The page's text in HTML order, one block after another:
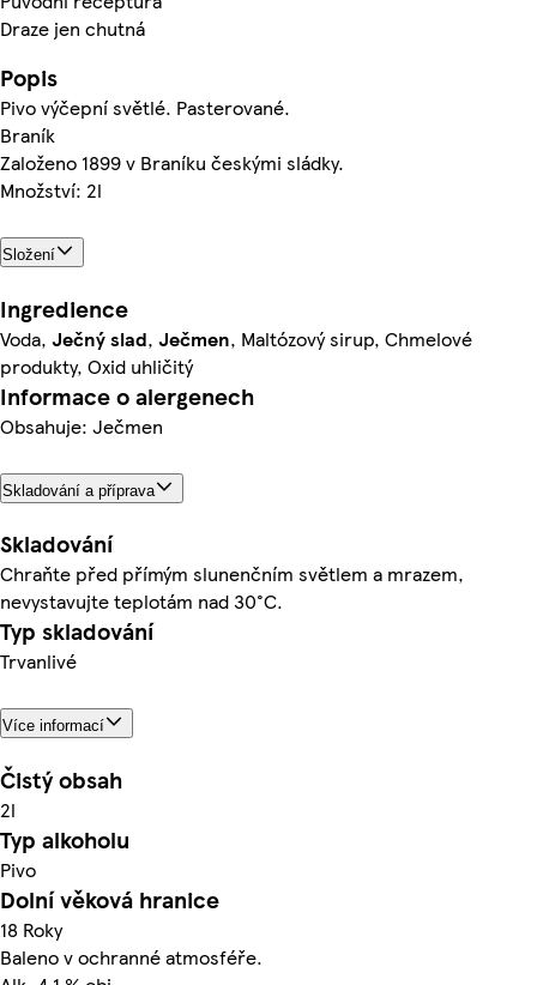
Draze jen chutná
Popis
Pivo výčepní světlé. Pasterované.
Braník
Založeno 1899 v Braníku českými sládky.
Množství: 2l
Složení
Ingredience
Voda, Ječný slad, Ječmen, Maltózový sirup, Chmelové
produkty, Oxid uhličitý
Informace o alergenech
Obsahuje: Ječmen
Skladování a příprava
Skladování
Chraňte před přímým slunenčním světlem a mrazem,
nevystavujte teplotám nad 30°C.
Typ skladování
Trvanlivé
Více informací
Čistý obsah
2l
Typ alkoholu
Pivo
Dolní věková hranice
18 Roky
Baleno v ochranné atmosféře.